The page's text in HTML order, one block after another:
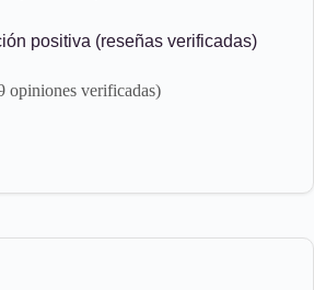
positiva (reseñas verificadas)
opiniones verificadas)